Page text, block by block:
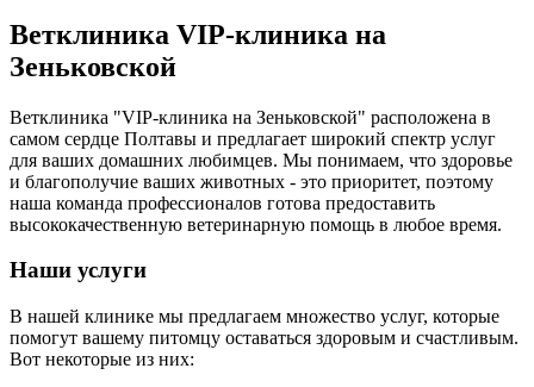
Ветклиника VIP-клиника на
Зеньковской
Ветклиника "VIP-клиника на Зеньковской" расположена в
самом сердце Полтавы и предлагает широкий спектр услуг
для ваших домашних любимцев. Мы понимаем, что здоровье
и благополучие ваших животных - это приоритет, поэтому
наша команда профессионалов готова предоставить
высококачественную ветеринарную помощь в любое время.
Наши услуги
В нашей клинике мы предлагаем множество услуг, которые
помогут вашему питомцу оставаться здоровым и счастливым.
Вот некоторые из них: